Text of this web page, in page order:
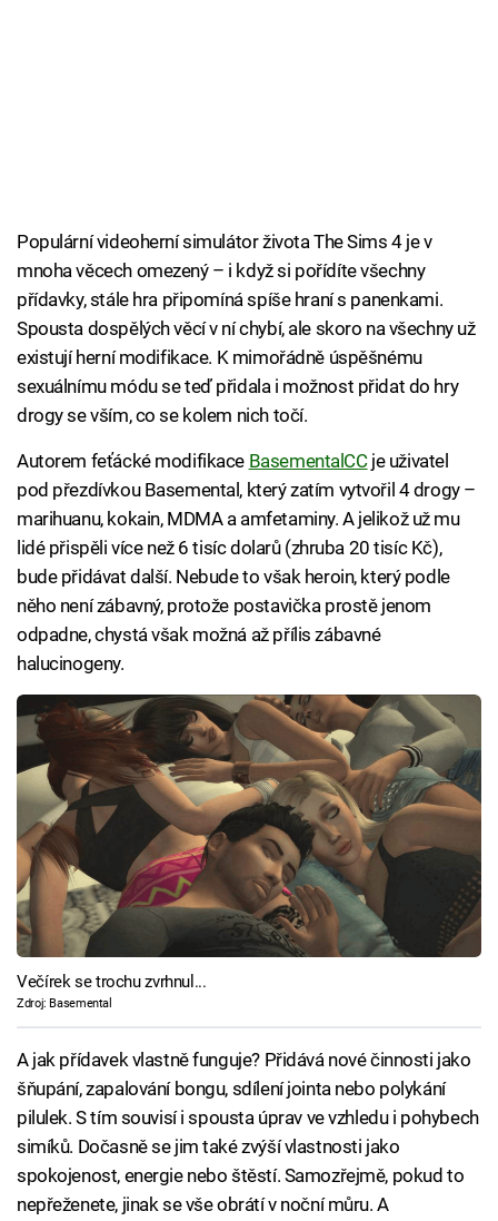
Populární videoherní simulátor života The Sims 4 je v
mnoha věcech omezený – i když si pořídíte všechny
přídavky, stále hra připomíná spíše hraní s panenkami.
Spousta dospělých věcí v ní chybí, ale skoro na všechny už
existují herní modifikace. K mimořádně úspěšnému
sexuálnímu módu se teď přidala i možnost přidat do hry
drogy se vším, co se kolem nich točí.
Autorem feťácké modifikace BasementalCCje uživatel
pod přezdívkou Basemental, který zatím vytvořil 4 drogy –
marihuanu, kokain, MDMA a amfetaminy. A jelikož už mu
lidé přispěli více než 6 tisíc dolarů (zhruba 20 tisíc Kč),
bude přidávat další. Nebude to však heroin, který podle
něho není zábavný, protože postavička prostě jenom
odpadne, chystá však možná až přílis zábavné
halucinogeny.
Večírek se trochu zvrhnul...
Zdroj: Basemental
A jak přídavek vlastně funguje? Přidává nové činnosti jako
šňupání, zapalování bongu, sdílení jointa nebo polykání
pilulek. S tím souvisí i spousta úprav ve vzhledu i pohybech
simíků. Dočasně se jim také zvýší vlastnosti jako
spokojenost, energie nebo štěstí. Samozřejmě, pokud to
nepřeženete, jinak se vše obrátí v noční můru. A